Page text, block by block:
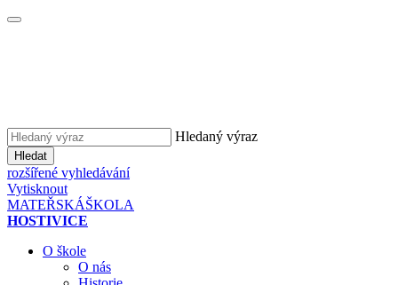
Hledaný výraz
Hledat
rozšířené vyhledávání
Vytisknout
MATEŘSKÁŠKOLA
HOSTIVICE
O škole
O nás